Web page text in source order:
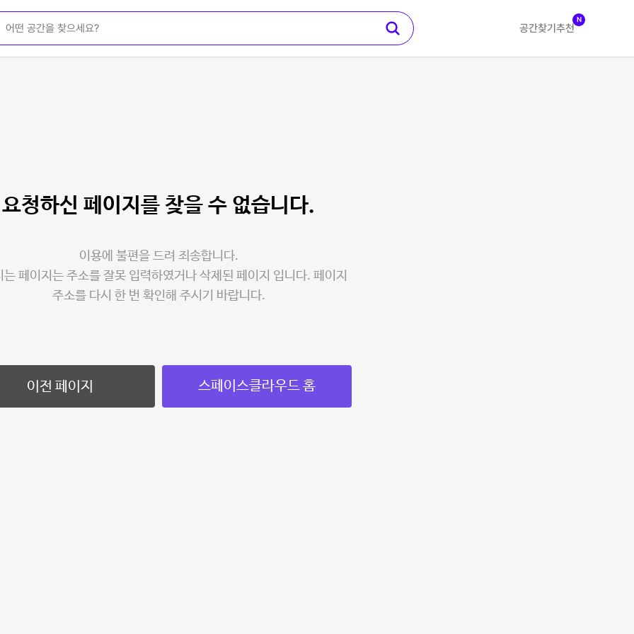
공간찾기 추천
N
요청하신 페이지를 찾을 수 없습니다.
이용에 불편을 드려 죄송합니다.
는 페이지는 주소를 잘못 입력하였거나 삭제된 페이지 입니다. 페이지
주소를 다시 한 번 확인해 주시기 바랍니다.
이전 페이지 스페이스클라우드 홈